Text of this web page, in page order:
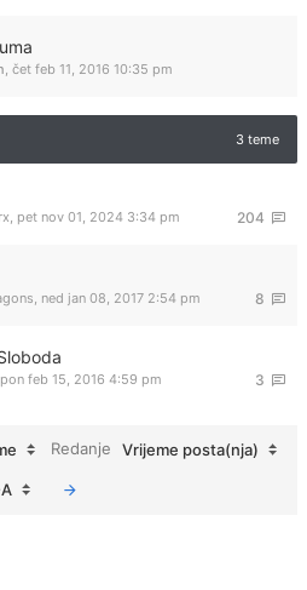
, čet feb 11, 2016 10:35 pm
3 teme
204
, pet nov 01, 2024 3:34 pm
8
, ned jan 08, 2017 2:54 pm
3
pon feb 15, 2016 4:59 pm
Redanje Vrijeme posta(nja)